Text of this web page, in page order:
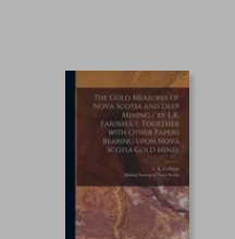
40%
$ 38.27